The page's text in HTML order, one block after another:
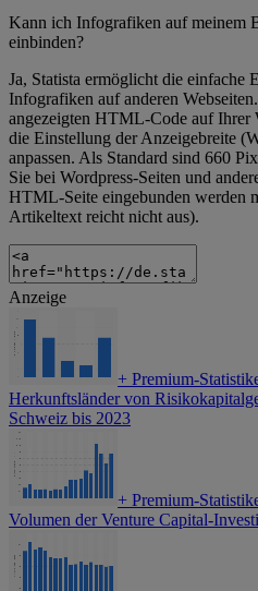
Kann ich Infografiken auf meinem
einbinden?
Ja, Statista ermöglicht die einfache
Infografiken auf anderen
angezeigten HTML-Code auf Ihrer
die Einstellung der Anzeigebreite
anpassen. Als Standard sind 660
Sie bei Wordpress-Seiten und
HTML-Seite eingebunden werden
Artikeltext reicht nicht aus).
Anzeige
+ Premium-
Herkunftsländer von
Schweiz bis 2023
+ Premium-
Volumen der Venture Capital-